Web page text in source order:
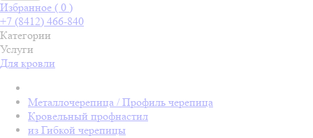
Избранное ( 0 )
+7 (8412) 466-840
Категории
Услуги
Для кровли
Металлочерепица / Профиль черепица
Кровельный профнастил
из Гибкой черепицы